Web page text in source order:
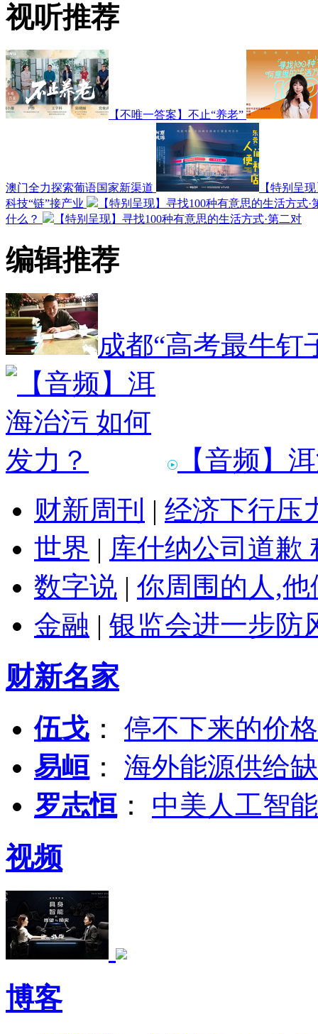
视听推荐
【不唯一答案】不止“养老”
澳门全力探索葡语国家新渠道
【特别呈
科技“链”接产业
【特别呈现】寻找100种有意思的生活方式
什么？
【特别呈现】寻找100种有意思的生活方式·第二对
编辑推荐
成都“高考最牛钉
【音频】
财新周刊 | 经济下行压
世界 | 库什纳公司道歉
数字说 | 你周围的人,
金融 | 银监会进一步防
财新名家
伍戈 ： 停不下来的价
易峘 ： 海外能源供给
罗志恒 ： 中美人工智
视频
博客